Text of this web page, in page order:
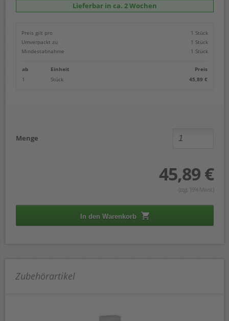
Lieferbar in ca. 2 Wochen
Preis gilt pro
1 Stück
Umverpackt zu
1 Stück
Mindestabnahme
1 Stück
ab Einheit
Preis
1
Stück 45,89 €
Menge
45,89 €
(zzgl. 19% Mwst.)
In den Warenkorb
Zubehörartikel